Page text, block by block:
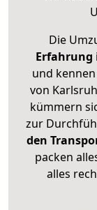
Die
Erfahrung
und
von
kümmern
zur
den
packen
alles